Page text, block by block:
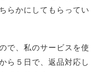
らかにしてもらってい
で、私のサービスを使
ら５日で、返品対応し